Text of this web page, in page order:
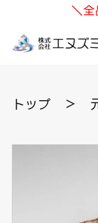
＼
トップ ＞